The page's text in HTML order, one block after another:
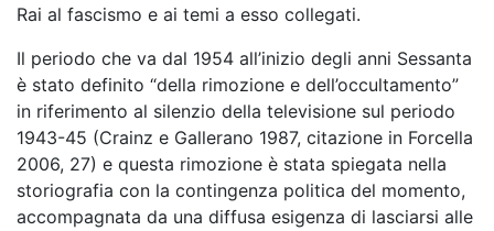
Rai al fascismo e ai temi a esso collegati.
Il periodo che va dal 1954 all’inizio degli anni Sessanta
è stato definito “della rimozione e dell’occultamento”
in riferimento al silenzio della televisione sul periodo
1943-45 (Crainz e Gallerano 1987, citazione in Forcella
2006, 27) e questa rimozione è stata spiegata nella
storiografia con la contingenza politica del momento,
accompagnata da una diffusa esigenza di lasciarsi alle